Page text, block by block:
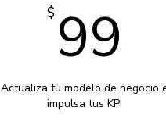
$ 99
Actualiza tu modelo de negocio
impulsa tus KPI